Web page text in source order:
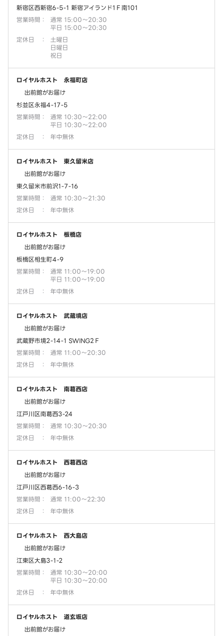
新宿区西新宿6-5-1 新宿アイランド1Ｆ南101
営業時間 ：
通常 15:00～20:30
平日 15:00～20:30
定休日
：
土曜日
日曜日
祝日
ロイヤルホスト 永福町店
出前館がお届け
杉並区永福4-17-5
営業時間 ：
通常 10:30～22:00
平日 10:30～22:00
定休日
： 年中無休
ロイヤルホスト 東久留米店
出前館がお届け
東久留米市前沢1-7-16
営業時間 ：
通常 10:30～21:30
定休日
： 年中無休
ロイヤルホスト 板橋店
出前館がお届け
板橋区相生町4-9
営業時間 ：
通常 11:00～19:00
平日 11:00～19:00
定休日
： 年中無休
ロイヤルホスト 武蔵境店
出前館がお届け
武蔵野市境2-14-1 SWING2Ｆ
営業時間 ：
通常 11:00～20:30
定休日
： 年中無休
ロイヤルホスト 南葛西店
出前館がお届け
江戸川区南葛西3-24
営業時間 ：
通常 10:30～20:30
定休日
： 年中無休
ロイヤルホスト 西葛西店
出前館がお届け
江戸川区西葛西6-16-3
営業時間 ：
通常 11:00～22:30
定休日
： 年中無休
ロイヤルホスト 西大島店
出前館がお届け
江東区大島3-1-2
営業時間 ：
通常 10:30～20:00
平日 10:30～20:00
定休日
： 年中無休
ロイヤルホスト 道玄坂店
出前館がお届け